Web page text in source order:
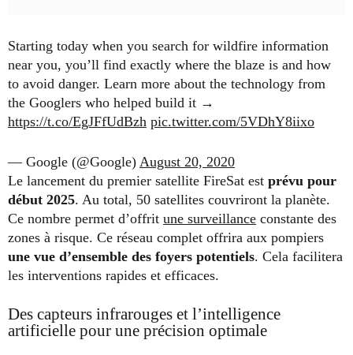
Starting today when you search for wildfire information
near you, you’ll find exactly where the blaze is and how
to avoid danger. Learn more about the technology from
the Googlers who helped build it →
https://t.co/EgJFfUdBzh pic.twitter.com/5VDhY8iixo
— Google (@Google) August 20, 2020
Le lancement du premier satellite FireSat est prévu pour
début 2025. Au total, 50 satellites couvriront la planète.
Ce nombre permet d’offrit une surveillance constante des
zones à risque. Ce réseau complet offrira aux pompiers
une vue d’ensemble des foyers potentiels. Cela facilitera
les interventions rapides et efficaces.
Des capteurs infrarouges et l’intelligence
artificielle pour une précision optimale